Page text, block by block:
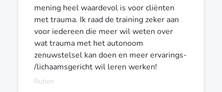
mening heel waardevol is voor cliënten
met trauma. Ik raad de training zeker aan
voor iedereen die meer wil weten over
wat trauma met het autonoom
zenuwstelsel kan doen en meer ervarings-
/lichaamsgericht wil leren werken!
Ruben